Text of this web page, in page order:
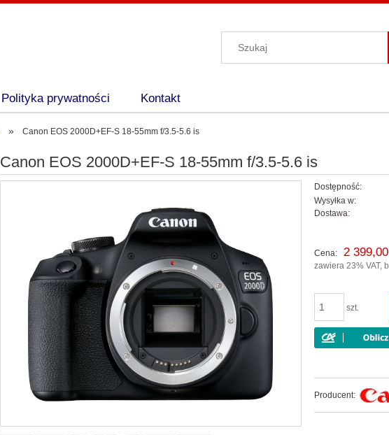
Polityka prywatności Kontakt
» Canon EOS 2000D+EF-S 18-55mm f/3.5-5.6 is
Canon EOS 2000D+EF-S 18-55mm f/3.5-5.6 is
Dostępność:
Wysyłka w:
Dostawa:
płatności
Cena: 2 399,00
zawiera 23% VAT,
szt.
Producent: